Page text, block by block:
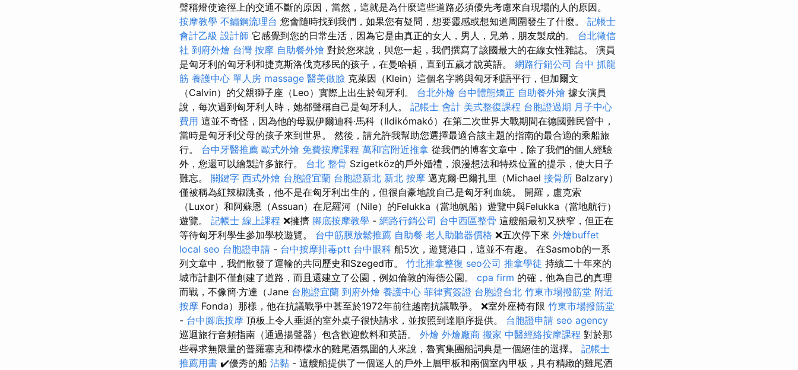
聲稱燈使途徑上的交通不斷的原因，當然，這就是為什麼這些道路必須優先考慮來自現場的人的原因。
按摩教學 不鏽鋼流理台 您會隨時找到我們，如果您有疑問，想要靈感或想知道周圍發生了什麼。 記帳士
會計乙級 設計師 它感覺到您的日常生活，因為它是由真正的女人，男人，兄弟，朋友製成的。 台北徵信
社 到府外燴 台灣 按摩 自助餐外燴 對於您來說，與您一起，我們撰寫了該國最大的在線女性雜誌。 演員
是匈牙利的匈牙利和捷克斯洛伐克移民的孩子，在曼哈頓，直到五歲才說英語。 網路行銷公司 台中 抓龍
筋 養護中心 單人房 massage 醫美做臉 克萊因（Klein）這個名字將與匈牙利語平行，但加爾文
（Calvin）的父親獅子座（Leo）實際上出生於匈牙利。 台北外燴 台中體態矯正 自助餐外燴 據女演員
說，每次遇到匈牙利人時，她都聲稱自己是匈牙利人。 記帳士 會計 美式整復課程 台胞證過期 月子中心
費用 這並不奇怪，因為他的母親伊爾迪科·馬科（Ildikómakó）在第二次世界大戰期間在德國難民營中，
當時是匈牙利父母的孩子來到世界。 然後，請允許我幫助您選擇最適合該主題的指南的最合適的乘船旅
行。 台中牙醫推薦 歐式外燴 免費按摩課程 萬和宮附近推拿 從我們的博客文章中，除了我們的個人經驗
外，您還可以繪製許多旅行。 台北 整骨 Szigetköz的戶外婚禮，浪漫想法和特殊位置的提示，使大日子
難忘。 關鍵字 西式外燴 台胞證宜蘭 台胞證新北 新北 按摩 邁克爾·巴爾扎里（Michael 接骨所 Balzary）
僅被稱為紅辣椒跳蚤，他不是在匈牙利出生的，但很自豪地說自己是匈牙利血統。 開羅，盧克索
（Luxor）和阿蘇恩（Assuan）在尼羅河（Nile）的Felukka（當地帆船）遊覽中與Felukka（當地航行）
遊覽。 記帳士 線上課程 ❌擁擠 腳底按摩教學 - 網路行銷公司 台中西區整骨 這艘船最初又狹窄，但正在
等待匈牙利學生參加學校遊覽。 台中筋膜放鬆推薦 自助餐 老人助聽器價格 ❌五次停下來 外燴buffet
local seo 台胞證申請 - 台中按摩排毒ptt 台中眼科 船5次，遊覽港口，這並不有趣。 在Sasmob的一系
列文章中，我們散發了運輸的共同歷史和Szeged市。 竹北推拿整復 seo公司 推拿學徒 持續二十年來的
城市計劃不僅創建了道路，而且還建立了公園，例如倫敦的海德公園。 cpa firm 的確，他為自己的真理
而戰，不像簡·方達（Jane 台胞證宜蘭 到府外燴 養護中心 菲律賓簽證 台胞證台北 竹東市場撥筋堂 附近
按摩 Fonda）那樣，他在抗議戰爭中甚至於1972年前往越南抗議戰爭。 ❌室外座椅有限 竹東市場撥筋堂
- 台中腳底按摩 頂板上令人垂涎的室外桌子很快請求，並按照到達順序提供。 台胞證申請 seo agency
巡迴旅行音頻指南（通過揚聲器）包含歡迎飲料和英語。 外燴 外燴廠商 搬家 中醫經絡按摩課程 對於那
些尋求無限量的普羅塞克和檸檬水的雞尾酒氛圍的人來說，魯賓集團船詞典是一個絕佳的選擇。 記帳士
推薦用書 ✔️優秀的船 沾黏 - 這艘船提供了一個迷人的戶外上層甲板和兩個室內甲板，具有精緻的雞尾酒